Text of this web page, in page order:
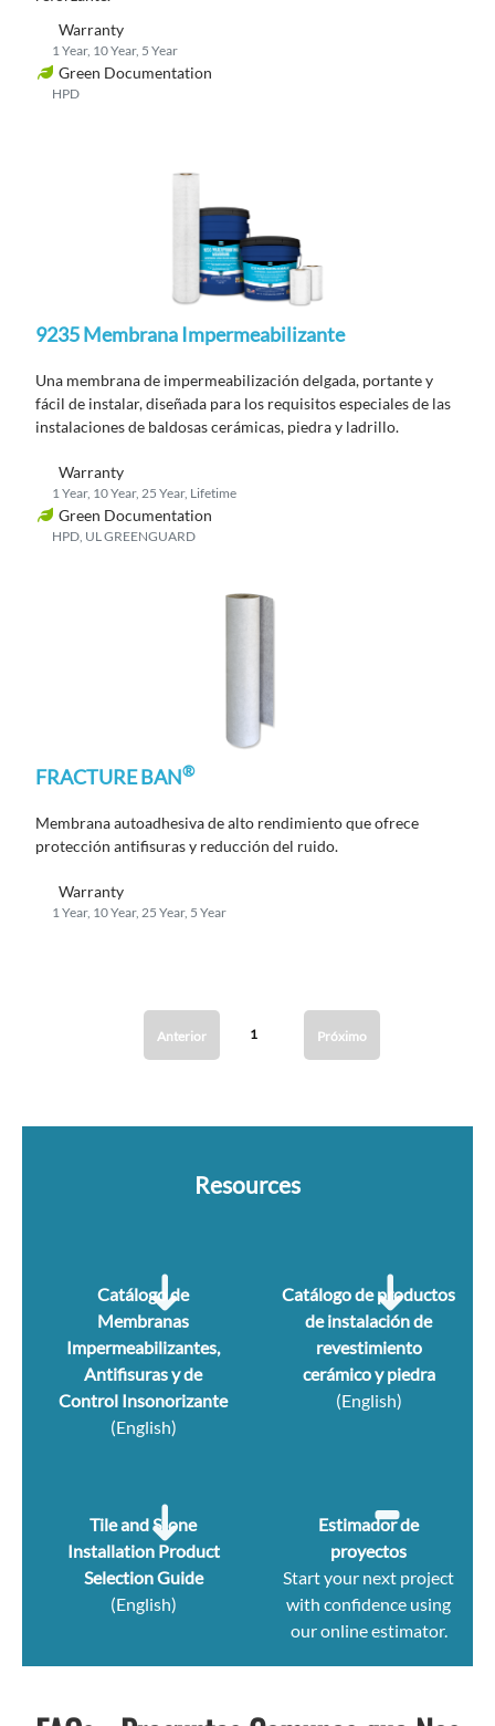
Warranty
1 Year, 10 Year, 5 Year
Green Documentation
HPD
9235 Membrana Impermeabilizante
Una membrana de impermeabilización delgada, portante y
fácil de instalar, diseñada para los requisitos especiales de las
instalaciones de baldosas cerámicas, piedra y ladrillo.
Warranty
1 Year, 10 Year, 25 Year, Lifetime
Green Documentation
HPD, UL GREENGUARD
FRACTURE BAN®
Membrana autoadhesiva de alto rendimiento que ofrece
protección antifisuras y reducción del ruido.
Warranty
1 Year, 10 Year, 25 Year, 5 Year
Anterior 1 Próximo
Resources
Catálogo de
Membranas
Impermeabilizantes,
Antifisuras y de
Control Insonorizante
(English)
Catálogo de productos
de instalación de
revestimiento
cerámico y piedra
(English)
Tile and Stone
Installation Product
Selection Guide
(English)
Estimador de
proyectos
Start your next project
with confidence using
our online estimator.